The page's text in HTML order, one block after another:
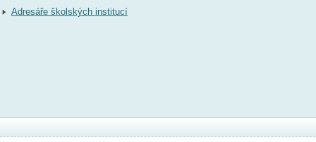
Adresáře školských institucí